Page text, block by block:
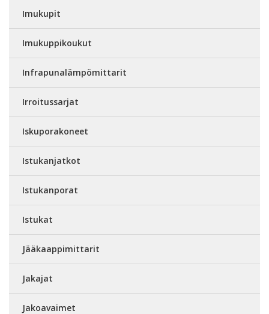
Imukupit
Imukuppikoukut
Infrapunalämpömittarit
Irroitussarjat
Iskuporakoneet
Istukanjatkot
Istukanporat
Istukat
Jääkaappimittarit
Jakajat
Jakoavaimet